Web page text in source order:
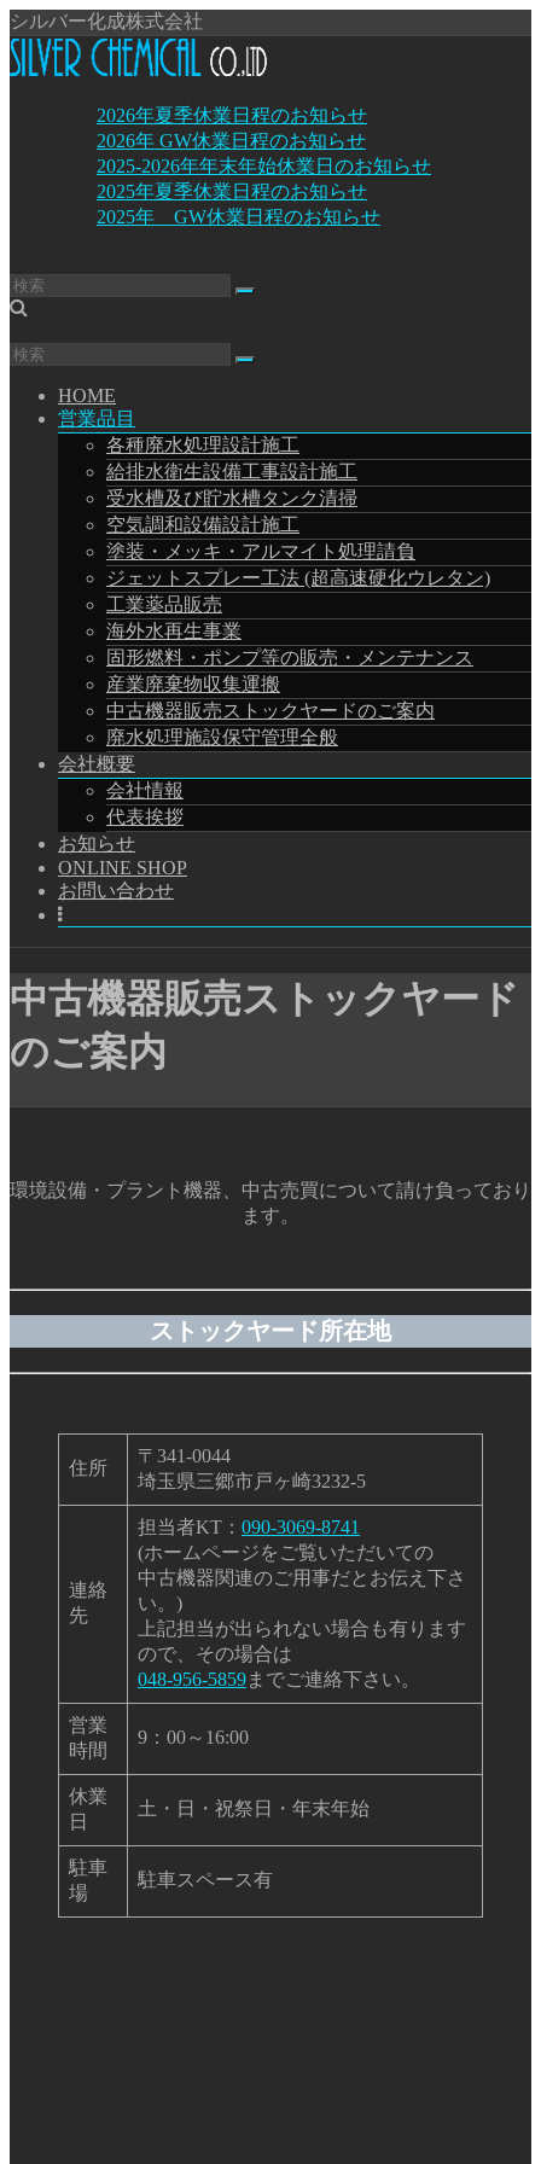
コ
ン
テ
シルバー化成株式会社
成
株
式
会
2026年夏季休業日程のお知らせ
2026年 GW休業日程のお知らせ
2025-2026年年末年始休業日のお知らせ
2025年夏季休業日程のお知らせ
2025年 GW休業日程のお知らせ
HOME
営業品目
各種廃水処理設計施工
給排水衛生設備工事設計施工
受水槽及び貯水槽タンク清掃
空気調和設備設計施工
塗装・メッキ・アルマイト処理請負
ジェットスプレー工法 (超高速硬化ウレタン)
工業薬品販売
海外水再生事業
固形燃料・ポンプ等の販売・メンテナンス
産業廃棄物収集運搬
中古機器販売ストックヤードのご案内
廃水処理施設保守管理全般
会社概要
会社情報
代表挨拶
お知らせ
ONLINE SHOP
お問い合わせ
中古機器販売ストックヤード
のご案内
環境設備・プラント機器、中古売買について請け負っており
ます。
ストックヤード所在地
住所
〒341-0044
埼玉県三郷市戸ヶ崎3232-5
連絡
先
担当者KT： 090-3069-8741
(ホームページをご覧いただいての
中古機器関連のご用事だとお伝え下さ
い。)
上記担当が出られない場合も有ります
ので、その場合は
048-956-5859までご連絡下さい。
営業
時間
9：00～16:00
休業
日
土・日・祝祭日・年末年始
駐車
場
駐車スペース有